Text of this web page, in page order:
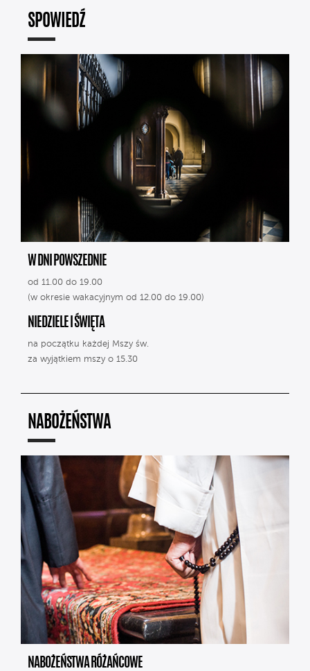
SPOWIEDŹ
W DNI POWSZEDNIE
od 11.00 do 19.00
(w okresie wakacyjnym od 12.00 do 19.00)
NIEDZIELE I ŚWIĘTA
na początku każdej Mszy św.
za wyjątkiem mszy o 15.30
NABOŻEŃSTWA
NABOŻEŃSTWA RÓŻAŃCOWE